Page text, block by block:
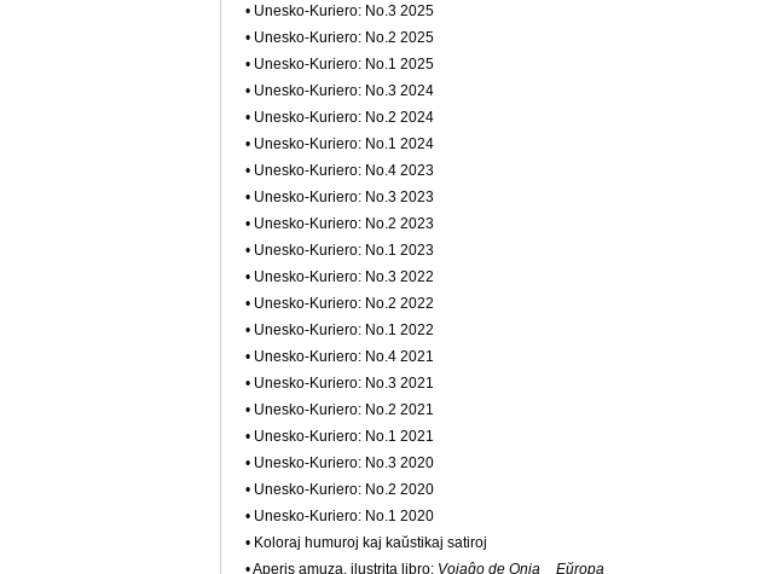
• Unesko-Kuriero: No.3 2025
• Unesko-Kuriero: No.2 2025
• Unesko-Kuriero: No.1 2025
• Unesko-Kuriero: No.3 2024
• Unesko-Kuriero: No.2 2024
• Unesko-Kuriero: No.1 2024
• Unesko-Kuriero: No.4 2023
• Unesko-Kuriero: No.3 2023
• Unesko-Kuriero: No.2 2023
• Unesko-Kuriero: No.1 2023
• Unesko-Kuriero: No.3 2022
• Unesko-Kuriero: No.2 2022
• Unesko-Kuriero: No.1 2022
• Unesko-Kuriero: No.4 2021
• Unesko-Kuriero: No.3 2021
• Unesko-Kuriero: No.2 2021
• Unesko-Kuriero: No.1 2021
• Unesko-Kuriero: No.3 2020
• Unesko-Kuriero: No.2 2020
• Unesko-Kuriero: No.1 2020
• Koloraj humuroj kaj kaŭstikaj satiroj
• Aperis amuza, ilustrita libro: Vojaĝo de Onia _ Eŭropa